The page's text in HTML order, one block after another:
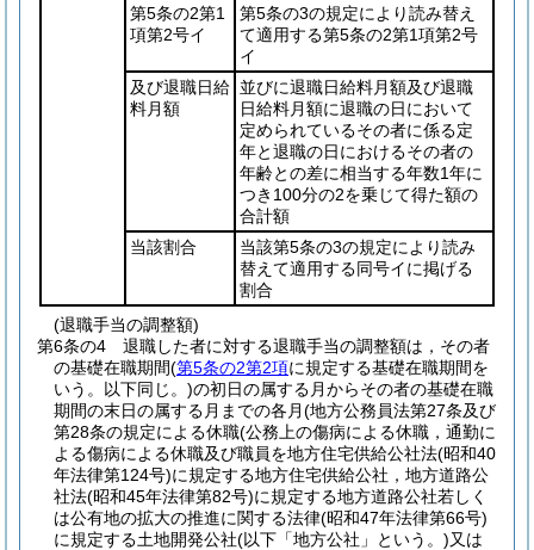
第5条の2第1
項第2号イ
第5条の3の規定により読み替え
て適用する第5条の2第1項第2号
イ
及び退職日給
料月額
並びに退職日給料月額及び退職
日給料月額に退職の日において
定められているその者に係る定
年と退職の日におけるその者の
年齢との差に相当する年数1年に
つき100分の2を乗じて得た額の
合計額
当該割合
当該第5条の3の規定により読み
替えて適用する同号イに掲げる
割合
(退職手当の調整額)
第6条の4
退職した者に対する退職手当の調整額は，その者
の基礎在職期間(第5条の2第2項に規定する基礎在職期間を
いう。以下同じ。)の初日の属する月からその者の基礎在職
期間の末日の属する月までの各月(地方公務員法第27条及び
第28条の規定による休職(公務上の傷病による休職，通勤に
よる傷病による休職及び職員を地方住宅供給公社法(昭和40
年法律第124号)に規定する地方住宅供給公社，地方道路公
社法(昭和45年法律第82号)に規定する地方道路公社若しく
は公有地の拡大の推進に関する法律(昭和47年法律第66号)
に規定する土地開発公社(以下「地方公社」という。)又は